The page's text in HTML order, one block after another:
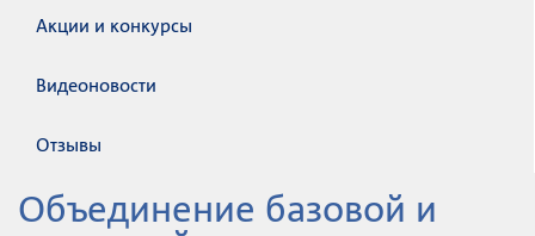
Акции и конкурсы
Видеоновости
Отзывы
Объединение базовой и